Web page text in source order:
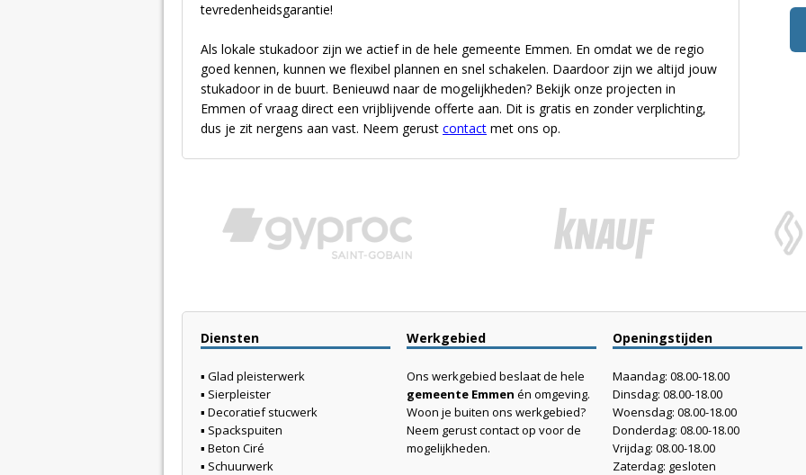
tevredenheidsgarantie!
Als lokale stukadoor zijn we actief in de hele gemeente Emmen. En omdat we de regio
goed kennen, kunnen we flexibel plannen en snel schakelen. Daardoor zijn we altijd jouw
stukadoor in de buurt. Benieuwd naar de mogelijkheden? Bekijk onze projecten in
Emmen of vraag direct een vrijblijvende offerte aan. Dit is gratis en zonder verplichting,
dus je zit nergens aan vast. Neem gerust contact met ons op.
Diensten
▪ Glad pleisterwerk
▪ Sierpleister
▪ Decoratief stucwerk
▪ Spackspuiten
▪ Beton Ciré
▪ Schuurwerk
Werkgebied
Ons werkgebied beslaat de hele
gemeente Emmen én omgeving.
Woon je buiten ons werkgebied?
Neem gerust contact op voor de
mogelijkheden.
Openingstijden
Maandag: 08.00-18.00
Dinsdag: 08.00-18.00
Woensdag: 08.00-18.00
Donderdag: 08.00-18.00
Vrijdag: 08.00-18.00
Zaterdag: gesloten